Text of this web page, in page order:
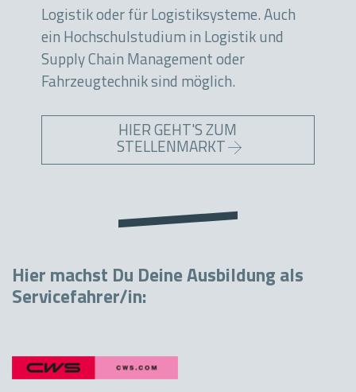
Logistik oder für Logistiksysteme. Auch
ein Hochschulstudium in Logistik und
Supply Chain Management oder
Fahrzeugtechnik sind möglich.
HIER GEHT'S ZUM
STELLENMARKT
Hier machst Du Deine Ausbildung als
Servicefahrer/in: